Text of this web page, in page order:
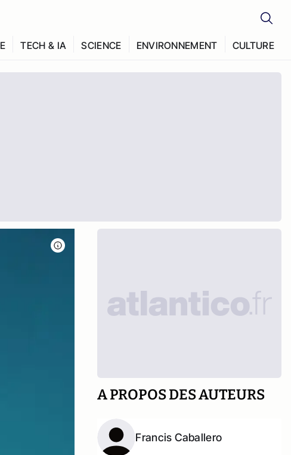
TECH & IA SCIENCE ENVIRONNEMENT CULTURE
A PROPOS DES AUTEURS
Francis Caballero